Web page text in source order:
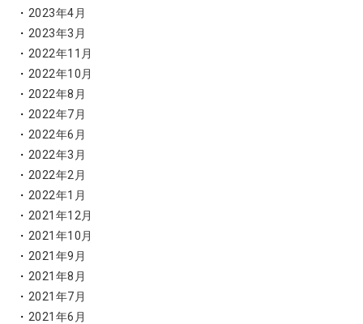
2023年4月
2023年3月
2022年11月
2022年10月
2022年8月
2022年7月
2022年6月
2022年3月
2022年2月
2022年1月
2021年12月
2021年10月
2021年9月
2021年8月
2021年7月
2021年6月